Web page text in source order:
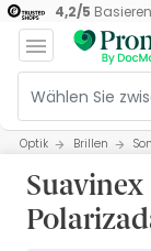
4,2/5
Optik Brillen